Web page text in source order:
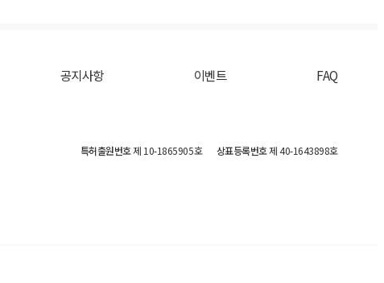
공지사항 이벤트 FAQ
특허출원번호제 10-1865905호 상표등록번호제 40-1643898호